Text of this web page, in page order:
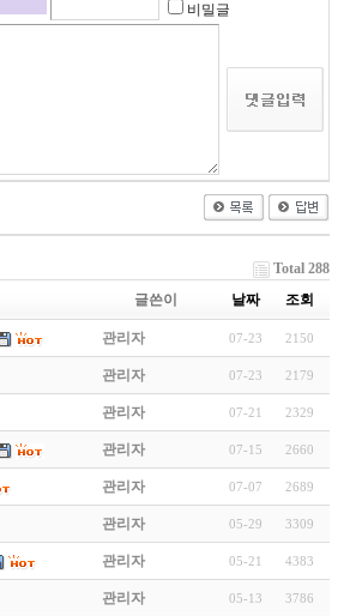
비밀글
Total 288
글쓴이 날짜 조회
관리자 07-23 2150
관리자 07-23 2179
관리자 07-21 2329
관리자 07-15 2660
관리자 07-07 2689
관리자 05-29 3309
관리자 05-21 4383
관리자 05-13 3786